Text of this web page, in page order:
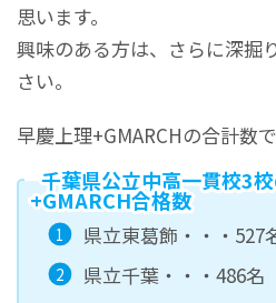
思います。
興味のある方は、さらに深掘
さい。
早慶上理+GMARCHの合計数で
千葉県公立中高一貫校3
+GMARCH合格数
県立東葛飾・・・527
県立千葉・・・486名